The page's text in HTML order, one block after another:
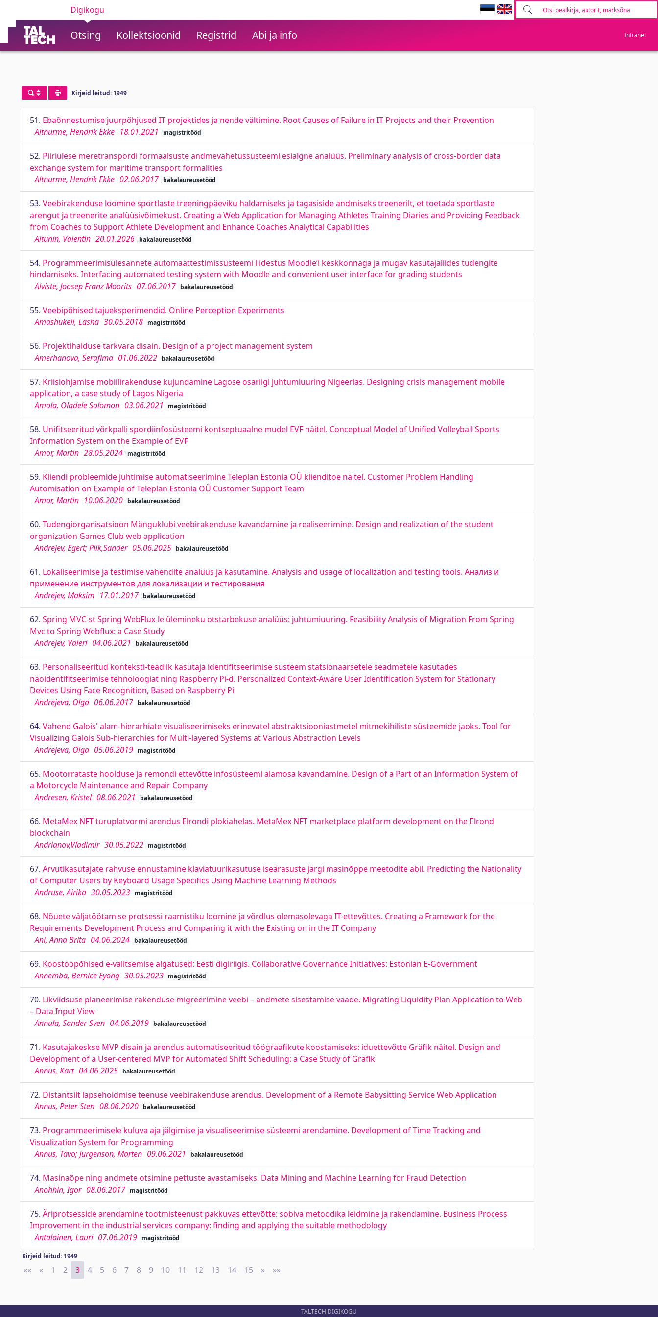
Digikogu
Otsing Kollektsioonid Registrid Abi ja info Intranet
Kirjeid leitud: 1949
51. Ebaõnnestumise juurpõhjused IT projektides ja nende vältimine. Root Causes of Failure in IT Projects and their Prevention
Altnurme, Hendrik Ekke 18.01.2021 magistritööd
52. Piiriülese meretranspordi formaalsuste andmevahetussüsteemi esialgne analüüs. Preliminary analysis of cross-border data
exchange system for maritime transport formalities
Altnurme, Hendrik Ekke 02.06.2017 bakalaureusetööd
53. Veebirakenduse loomine sportlaste treeningpäeviku haldamiseks ja tagasiside andmiseks treenerilt, et toetada sportlaste
arengut ja treenerite analüüsivõimekust. Creating a Web Application for Managing Athletes Training Diaries and Providing Feedback
from Coaches to Support Athlete Development and Enhance Coaches Analytical Capabilities
Altunin, Valentin 20.01.2026 bakalaureusetööd
54. Programmeerimisülesannete automaattestimissüsteemi liidestus Moodle’i keskkonnaga ja mugav kasutajaliides tudengite
hindamiseks. Interfacing automated testing system with Moodle and convenient user interface for grading students
Alviste, Joosep Franz Moorits 07.06.2017 bakalaureusetööd
55. Veebipõhised tajueksperimendid. Online Perception Experiments
Amashukeli, Lasha 30.05.2018 magistritööd
56. Projektihalduse tarkvara disain. Design of a project management system
Amerhanova, Serafima 01.06.2022 bakalaureusetööd
57. Kriisiohjamise mobiilirakenduse kujundamine Lagose osariigi juhtumiuuring Nigeerias. Designing crisis management mobile
application, a case study of Lagos Nigeria
Amola, Oladele Solomon 03.06.2021 magistritööd
58. Unifitseeritud võrkpalli spordiinfosüsteemi kontseptuaalne mudel EVF näitel. Conceptual Model of Unified Volleyball Sports
Information System on the Example of EVF
Amor, Martin 28.05.2024 magistritööd
59. Kliendi probleemide juhtimise automatiseerimine Teleplan Estonia OÜ klienditoe näitel. Customer Problem Handling
Automisation on Example of Teleplan Estonia OÜ Customer Support Team
Amor, Martin 10.06.2020 bakalaureusetööd
60. Tudengiorganisatsioon Mänguklubi veebirakenduse kavandamine ja realiseerimine. Design and realization of the student
organization Games Club web application
Andrejev, Egert; Piik,Sander 05.06.2025 bakalaureusetööd
61. Lokaliseerimise ja testimise vahendite analüüs ja kasutamine. Analysis and usage of localization and testing tools. Анализ и
применение инструментов для локализации и тестирования
Andrejev, Maksim 17.01.2017 bakalaureusetööd
62. Spring MVC-st Spring WebFlux-le ülemineku otstarbekuse analüüs: juhtumiuuring. Feasibility Analysis of Migration From Spring
Mvc to Spring Webflux: a Case Study
Andrejev, Valeri 04.06.2021 bakalaureusetööd
63. Personaliseeritud konteksti-teadlik kasutaja identifitseerimise süsteem statsionaarsetele seadmetele kasutades
näoidentifitseerimise tehnoloogiat ning Raspberry Pi-d. Personalized Context-Aware User Identification System for Stationary
Devices Using Face Recognition, Based on Raspberry Pi
Andrejeva, Olga 06.06.2017 bakalaureusetööd
64. Vahend Galois' alam-hierarhiate visualiseerimiseks erinevatel abstraktsiooniastmetel mitmekihiliste süsteemide jaoks. Tool for
Visualizing Galois Sub-hierarchies for Multi-layered Systems at Various Abstraction Levels
Andrejeva, Olga 05.06.2019 magistritööd
65. Mootorrataste hoolduse ja remondi ettevõtte infosüsteemi alamosa kavandamine. Design of a Part of an Information System of
a Motorcycle Maintenance and Repair Company
Andresen, Kristel 08.06.2021 bakalaureusetööd
66. MetaMex NFT turuplatvormi arendus Elrondi plokiahelas. MetaMex NFT marketplace platform development on the Elrond
blockchain
Andrianov,Vladimir 30.05.2022 magistritööd
67. Arvutikasutajate rahvuse ennustamine klaviatuurikasutuse iseärasuste järgi masinõppe meetodite abil. Predicting the Nationality
of Computer Users by Keyboard Usage Specifics Using Machine Learning Methods
Andruse, Airika 30.05.2023 magistritööd
68. Nõuete väljatöötamise protsessi raamistiku loomine ja võrdlus olemasolevaga IT-ettevõttes. Creating a Framework for the
Requirements Development Process and Comparing it with the Existing on in the IT Company
Ani, Anna Brita 04.06.2024 bakalaureusetööd
69. Koostööpõhised e-valitsemise algatused: Eesti digiriigis. Collaborative Governance Initiatives: Estonian E-Government
Annemba, Bernice Eyong 30.05.2023 magistritööd
70. Likviidsuse planeerimise rakenduse migreerimine veebi – andmete sisestamise vaade. Migrating Liquidity Plan Application to Web
– Data Input View
Annula, Sander-Sven 04.06.2019 bakalaureusetööd
71. Kasutajakeskse MVP disain ja arendus automatiseeritud töögraafikute koostamiseks: iduettevõtte Gräfik näitel. Design and
Development of a User-centered MVP for Automated Shift Scheduling: a Case Study of Gräfik
Annus, Kärt 04.06.2025 bakalaureusetööd
72. Distantsilt lapsehoidmise teenuse veebirakenduse arendus. Development of a Remote Babysitting Service Web Application
Annus, Peter-Sten 08.06.2020 bakalaureusetööd
73. Programmeerimisele kuluva aja jälgimise ja visualiseerimise süsteemi arendamine. Development of Time Tracking and
Visualization System for Programming
Annus, Tavo; Jürgenson, Marten 09.06.2021 bakalaureusetööd
74. Masinaõpe ning andmete otsimine pettuste avastamiseks. Data Mining and Machine Learning for Fraud Detection
Anohhin, Igor 08.06.2017 magistritööd
75. Äriprotsesside arendamine tootmisteenust pakkuvas ettevõtte: sobiva metoodika leidmine ja rakendamine. Business Process
Improvement in the industrial services company: finding and applying the suitable methodology
Antalainen, Lauri 07.06.2019 magistritööd
Kirjeid leitud: 1949
«« First
« Previous
1 2 3 4 5 6 7 8 9 10 11 12 13 14 15 » Next
»»
TALTECH DIGIKOGU